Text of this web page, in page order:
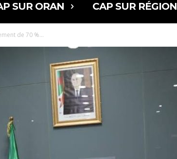
SUR ORAN CAP SUR RÉGION
de 70 %...